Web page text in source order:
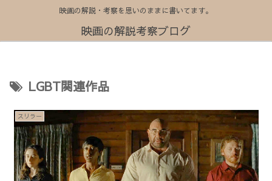
映画の解説・考察を思いのままに書いてます。
映画の解説考察ブログ
LGBT関連作品
スリラー